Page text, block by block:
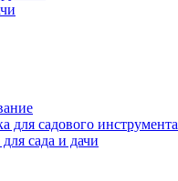
для садового инструмента
сада и дачи